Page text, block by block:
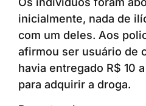
inicialmente, nada de
com um deles. Aos
afirmou ser usuário de
havia entregado R$ 10
para adquirir a droga.